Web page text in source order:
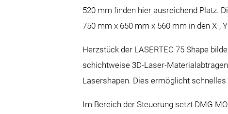
520 mm finden hier ausreichend Platz.
750 mm x 650 mm x 560 mm in den X-,
Herzstück der LASERTEC 75 Shape
schichtweise 3D-Laser-
Lasershapen. Dies ermöglicht
Im Bereich der Steuerung setzt DMG